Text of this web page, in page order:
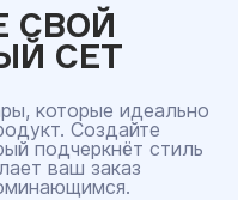
СВОЙ
СЕТ
которые идеально
Создайте
подчеркнёт стиль
ваш заказ